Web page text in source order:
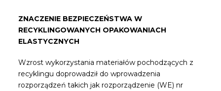
ZNACZENIE BEZPIECZEŃSTWA W
RECYKLINGOWANYCH OPAKOWANIACH
ELASTYCZNYCH
Wzrost wykorzystania materiałów pochodzących z
recyklingu doprowadził do wprowadzenia
rozporządzeń takich jak rozporządzenie (WE) nr